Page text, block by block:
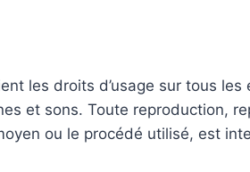
les droits d’usage sur tous les
et sons. Toute reproduction,
ou le procédé utilisé, est